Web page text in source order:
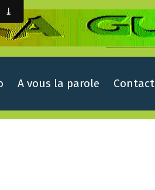
A vous la parole Contact